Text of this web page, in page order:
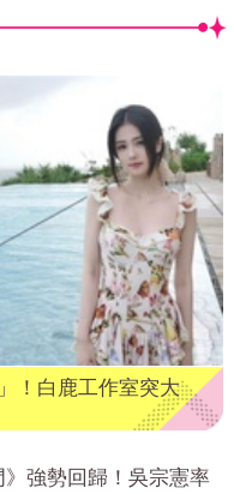
！白鹿工作室突大
》強勢回歸！吳宗憲率